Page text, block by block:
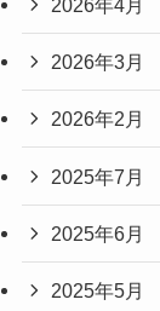
2026年4月
2026年3月
2026年2月
2025年7月
2025年6月
2025年5月